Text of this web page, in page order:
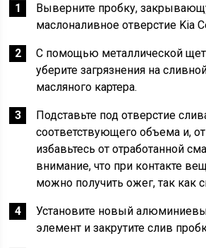
Выверните пробку,
маслоналивное отверстие Kia
С помощью металлической
уберите загрязнения на
масляного картера.
Подставьте под отверстие
соответствующего объема и,
избавьтесь от отработанной
внимание, что при контакте
можно получить ожег, так как
Установите новый
элемент и закрутите слив